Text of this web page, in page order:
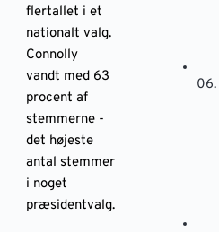
flertallet i et
nationalt valg.
Connolly
vandt med 63
procent af
stemmerne -
det højeste
antal stemmer
i noget
præsidentvalg.